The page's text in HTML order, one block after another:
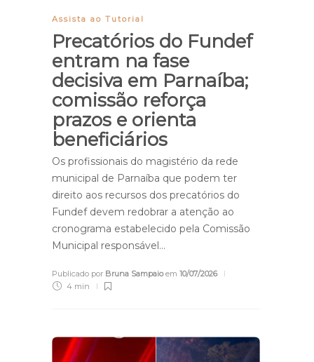
Assista ao Tutorial
Precatórios do Fundef
entram na fase
decisiva em Parnaíba;
comissão reforça
prazos e orienta
beneficiários
Os profissionais do magistério da rede
municipal de Parnaíba que podem ter
direito aos recursos dos precatórios do
Fundef devem redobrar a atenção ao
cronograma estabelecido pela Comissão
Municipal responsável…
Publicado por Bruna Sampaioem 10/07/2026
4 min